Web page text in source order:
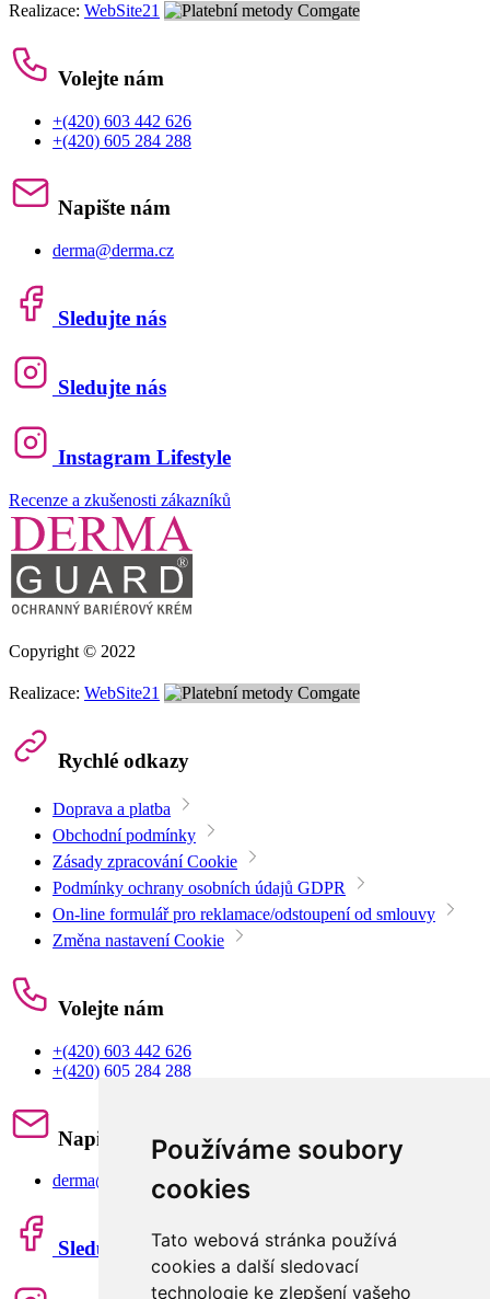
Používáme soubory
cookies
Tato webová stránka používá
cookies a další sledovací
technologie ke zlepšení vašeho
Realizace: WebSite21
Volejte nám
+(420) 603 442 626
+(420) 605 284 288
Napište nám
derma@derma.cz
Sledujte nás
Sledujte nás
Instagram Lifestyle
Recenze a zkušenosti zákazníků
Copyright © 2022
Realizace: WebSite21
Rychlé odkazy
Doprava a platba
Obchodní podmínky
Zásady zpracování Cookie
Podmínky ochrany osobních údajů GDPR
On-line formulář pro reklamace/odstoupení od smlouvy
Změna nastavení Cookie
Volejte nám
+(420) 603 442 626
+(420) 605 284 288
Napište nám
derma@derma.cz
Sledujte nás